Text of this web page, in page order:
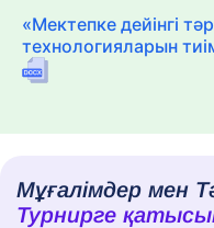
«Мектепке дейінгі
технологияларын
Мұғалімдер мен
Турнирге